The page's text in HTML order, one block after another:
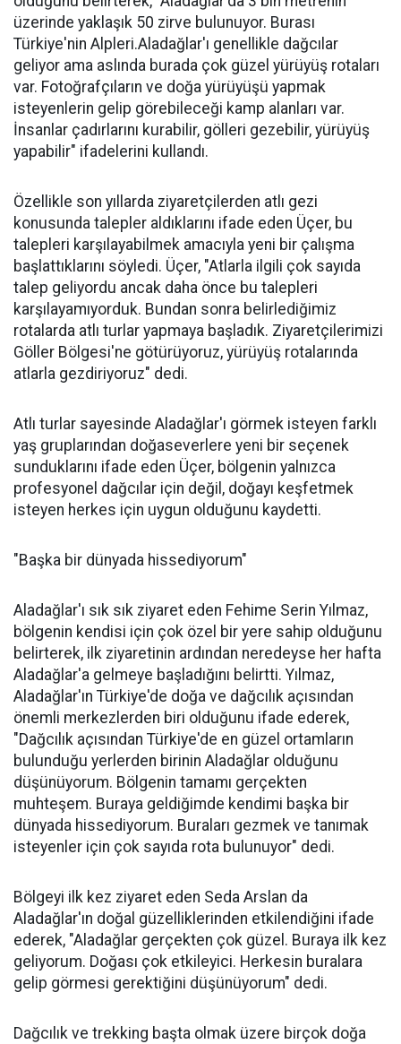
üzerinde yaklaşık 50 zirve bulunuyor. Burası
Türkiye'nin Alpleri.Aladağlar'ı genellikle dağcılar
geliyor ama aslında burada çok güzel yürüyüş rotaları
var. Fotoğrafçıların ve doğa yürüyüşü yapmak
isteyenlerin gelip görebileceği kamp alanları var.
İnsanlar çadırlarını kurabilir, gölleri gezebilir, yürüyüş
yapabilir" ifadelerini kullandı.
Özellikle son yıllarda ziyaretçilerden atlı gezi
konusunda talepler aldıklarını ifade eden Üçer, bu
talepleri karşılayabilmek amacıyla yeni bir çalışma
başlattıklarını söyledi. Üçer, "Atlarla ilgili çok sayıda
talep geliyordu ancak daha önce bu talepleri
karşılayamıyorduk. Bundan sonra belirlediğimiz
rotalarda atlı turlar yapmaya başladık. Ziyaretçilerimizi
Göller Bölgesi'ne götürüyoruz, yürüyüş rotalarında
atlarla gezdiriyoruz" dedi.
Atlı turlar sayesinde Aladağlar'ı görmek isteyen farklı
yaş gruplarından doğaseverlere yeni bir seçenek
sunduklarını ifade eden Üçer, bölgenin yalnızca
profesyonel dağcılar için değil, doğayı keşfetmek
isteyen herkes için uygun olduğunu kaydetti.
"Başka bir dünyada hissediyorum"
Aladağlar'ı sık sık ziyaret eden Fehime Serin Yılmaz,
bölgenin kendisi için çok özel bir yere sahip olduğunu
belirterek, ilk ziyaretinin ardından neredeyse her hafta
Aladağlar'a gelmeye başladığını belirtti. Yılmaz,
Aladağlar'ın Türkiye'de doğa ve dağcılık açısından
önemli merkezlerden biri olduğunu ifade ederek,
"Dağcılık açısından Türkiye'de en güzel ortamların
bulunduğu yerlerden birinin Aladağlar olduğunu
düşünüyorum. Bölgenin tamamı gerçekten
muhteşem. Buraya geldiğimde kendimi başka bir
dünyada hissediyorum. Buraları gezmek ve tanımak
isteyenler için çok sayıda rota bulunuyor" dedi.
Bölgeyi ilk kez ziyaret eden Seda Arslan da
Aladağlar'ın doğal güzelliklerinden etkilendiğini ifade
ederek, "Aladağlar gerçekten çok güzel. Buraya ilk kez
geliyorum. Doğası çok etkileyici. Herkesin buralara
gelip görmesi gerektiğini düşünüyorum" dedi.
Dağcılık ve trekking başta olmak üzere birçok doğa